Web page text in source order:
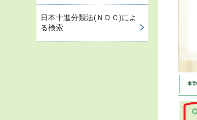
日本十進分類法(ＮＤＣ)によ
る検索